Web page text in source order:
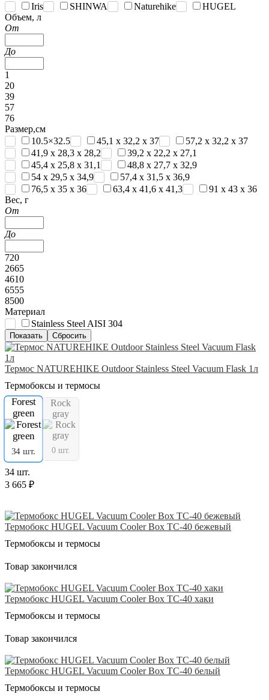
Iris
SHINWA Naturehike
HUGEL
Объем, л
От
До
1
20
39
57
76
Размер,см
10.5×32.5
45,1 x 32,2 x 37
57,2 x 32,2 x 37
41,9 x 28,3 x 28,2
39,2 x 22,2 x 27,1
45,4 x 25,8 x 31,1
48,8 x 27,7 x 32,9
54 x 29,5 x 34,9
57,4 x 31,5 x 36,9
76,5 x 35 x 36
63,4 x 41,6 x 41,3
91 x 43 x 36
Вес, г
От
До
720
2665
4610
6555
8500
Материал
Stainless Steel AISI 304
Термос NATUREHIKE Outdoor Stainless Steel Vacuum Flask 1л
Термобоксы и термосы
Forest
green
34 шт.
Rock
gray
0 шт.
34 шт.
3 665 ₽
Термобокс HUGEL Vacuum Cooler Box TC-40 бежевый
Термобоксы и термосы
Товар закончился
Термобокс HUGEL Vacuum Cooler Box TC-40 хаки
Термобоксы и термосы
Товар закончился
Термобокс HUGEL Vacuum Cooler Box TC-40 белый
Термобоксы и термосы